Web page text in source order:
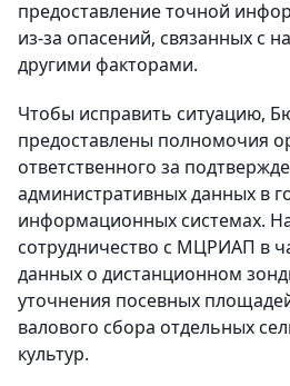
предоставление точной
из-за опасений, связанных с
другими факторами.
Чтобы исправить ситуацию,
предоставлены полномочия
ответственного за
административных данных в
информационных системах.
сотрудничество с МЦРИАП в
данных о дистанционном
уточнения посевных
валового сбора отдельных
культур.